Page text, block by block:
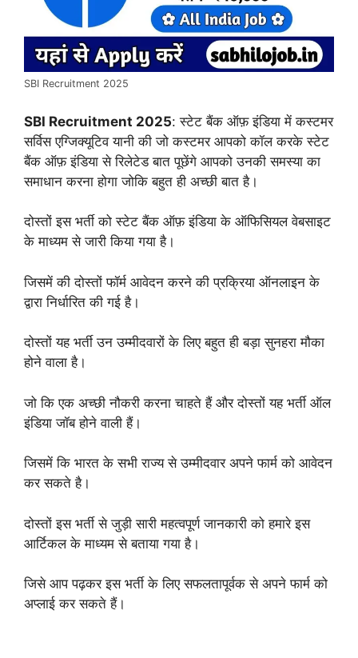
SBI Recruitment 2025
SBI Recruitment 2025: स्टेट बैंक ऑफ़ इंडिया में कस्टमर
सर्विस एग्जिक्यूटिव यानी की जो कस्टमर आपको कॉल करके स्टेट
बैंक ऑफ़ इंडिया से रिलेटेड बात पूछेंगे आपको उनकी समस्या का
समाधान करना होगाजोकि बहुत ही अच्छी बात है।
दोस्तों इस भर्ती को स्टेट बैंक ऑफ़ इंडिया के ऑफिसियल वेबसाइट
के माध्यम से जारी किया गया है।
जिसमें की दोस्तों फॉर्म आवेदन करने की प्रक्रिया ऑनलाइन के
द्वारा निर्धारित की गई है।
दोस्तों यह भर्ती उन उम्मीदवारों के लिए बहुत ही बड़ा सुनहरा मौका
होने वाला है।
जो कि एक अच्छी नौकरी करना चाहते हैं और दोस्तों यह भर्ती ऑल
इंडिया जॉब होने वाली हैं।
जिसमें कि भारत के सभी राज्य से उम्मीदवार अपने फार्म को आवेदन
कर सकते है।
दोस्तों इस भर्ती से जुड़ी सारी महत्वपूर्ण जानकारी को हमारे इस
आर्टिकल के माध्यम से बताया गया है।
जिसे आप पढ़कर इस भर्ती के लिए सफलतापूर्वक से अपने फार्म को
अप्लाई कर सकते हैं।